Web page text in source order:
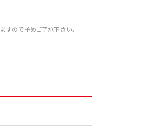
すので予めご了承下さい。